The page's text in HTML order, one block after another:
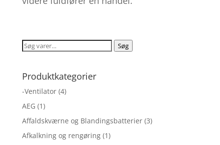
Søg
Søg
Produktkategorier
-Ventilator (4)
AEG (1)
Affaldskværne og Blandingsbatterier (3)
Afkalkning og rengøring (1)